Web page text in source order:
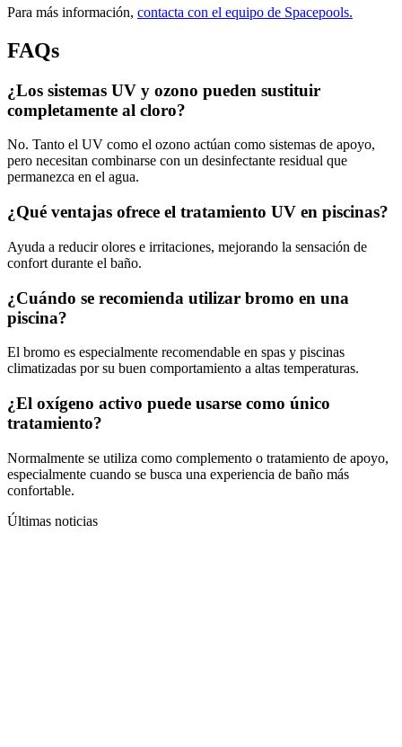
Para más información, contacta con el equipo de Spacepools.
FAQs
¿Los sistemas UV y ozono pueden sustituir
completamente al cloro?
No. Tanto el UV como el ozono actúan como sistemas de apoyo,
pero necesitan combinarse con un desinfectante residual que
permanezca en el agua.
¿Qué ventajas ofrece el tratamiento UV en piscinas?
Ayuda a reducir olores e irritaciones, mejorando la sensación de
confort durante el baño.
¿Cuándo se recomienda utilizar bromo en una
piscina?
El bromo es especialmente recomendable en spas y piscinas
climatizadas por su buen comportamiento a altas temperaturas.
¿El oxígeno activo puede usarse como único
tratamiento?
Normalmente se utiliza como complemento o tratamiento de apoyo,
especialmente cuando se busca una experiencia de baño más
confortable.
Últimas noticias